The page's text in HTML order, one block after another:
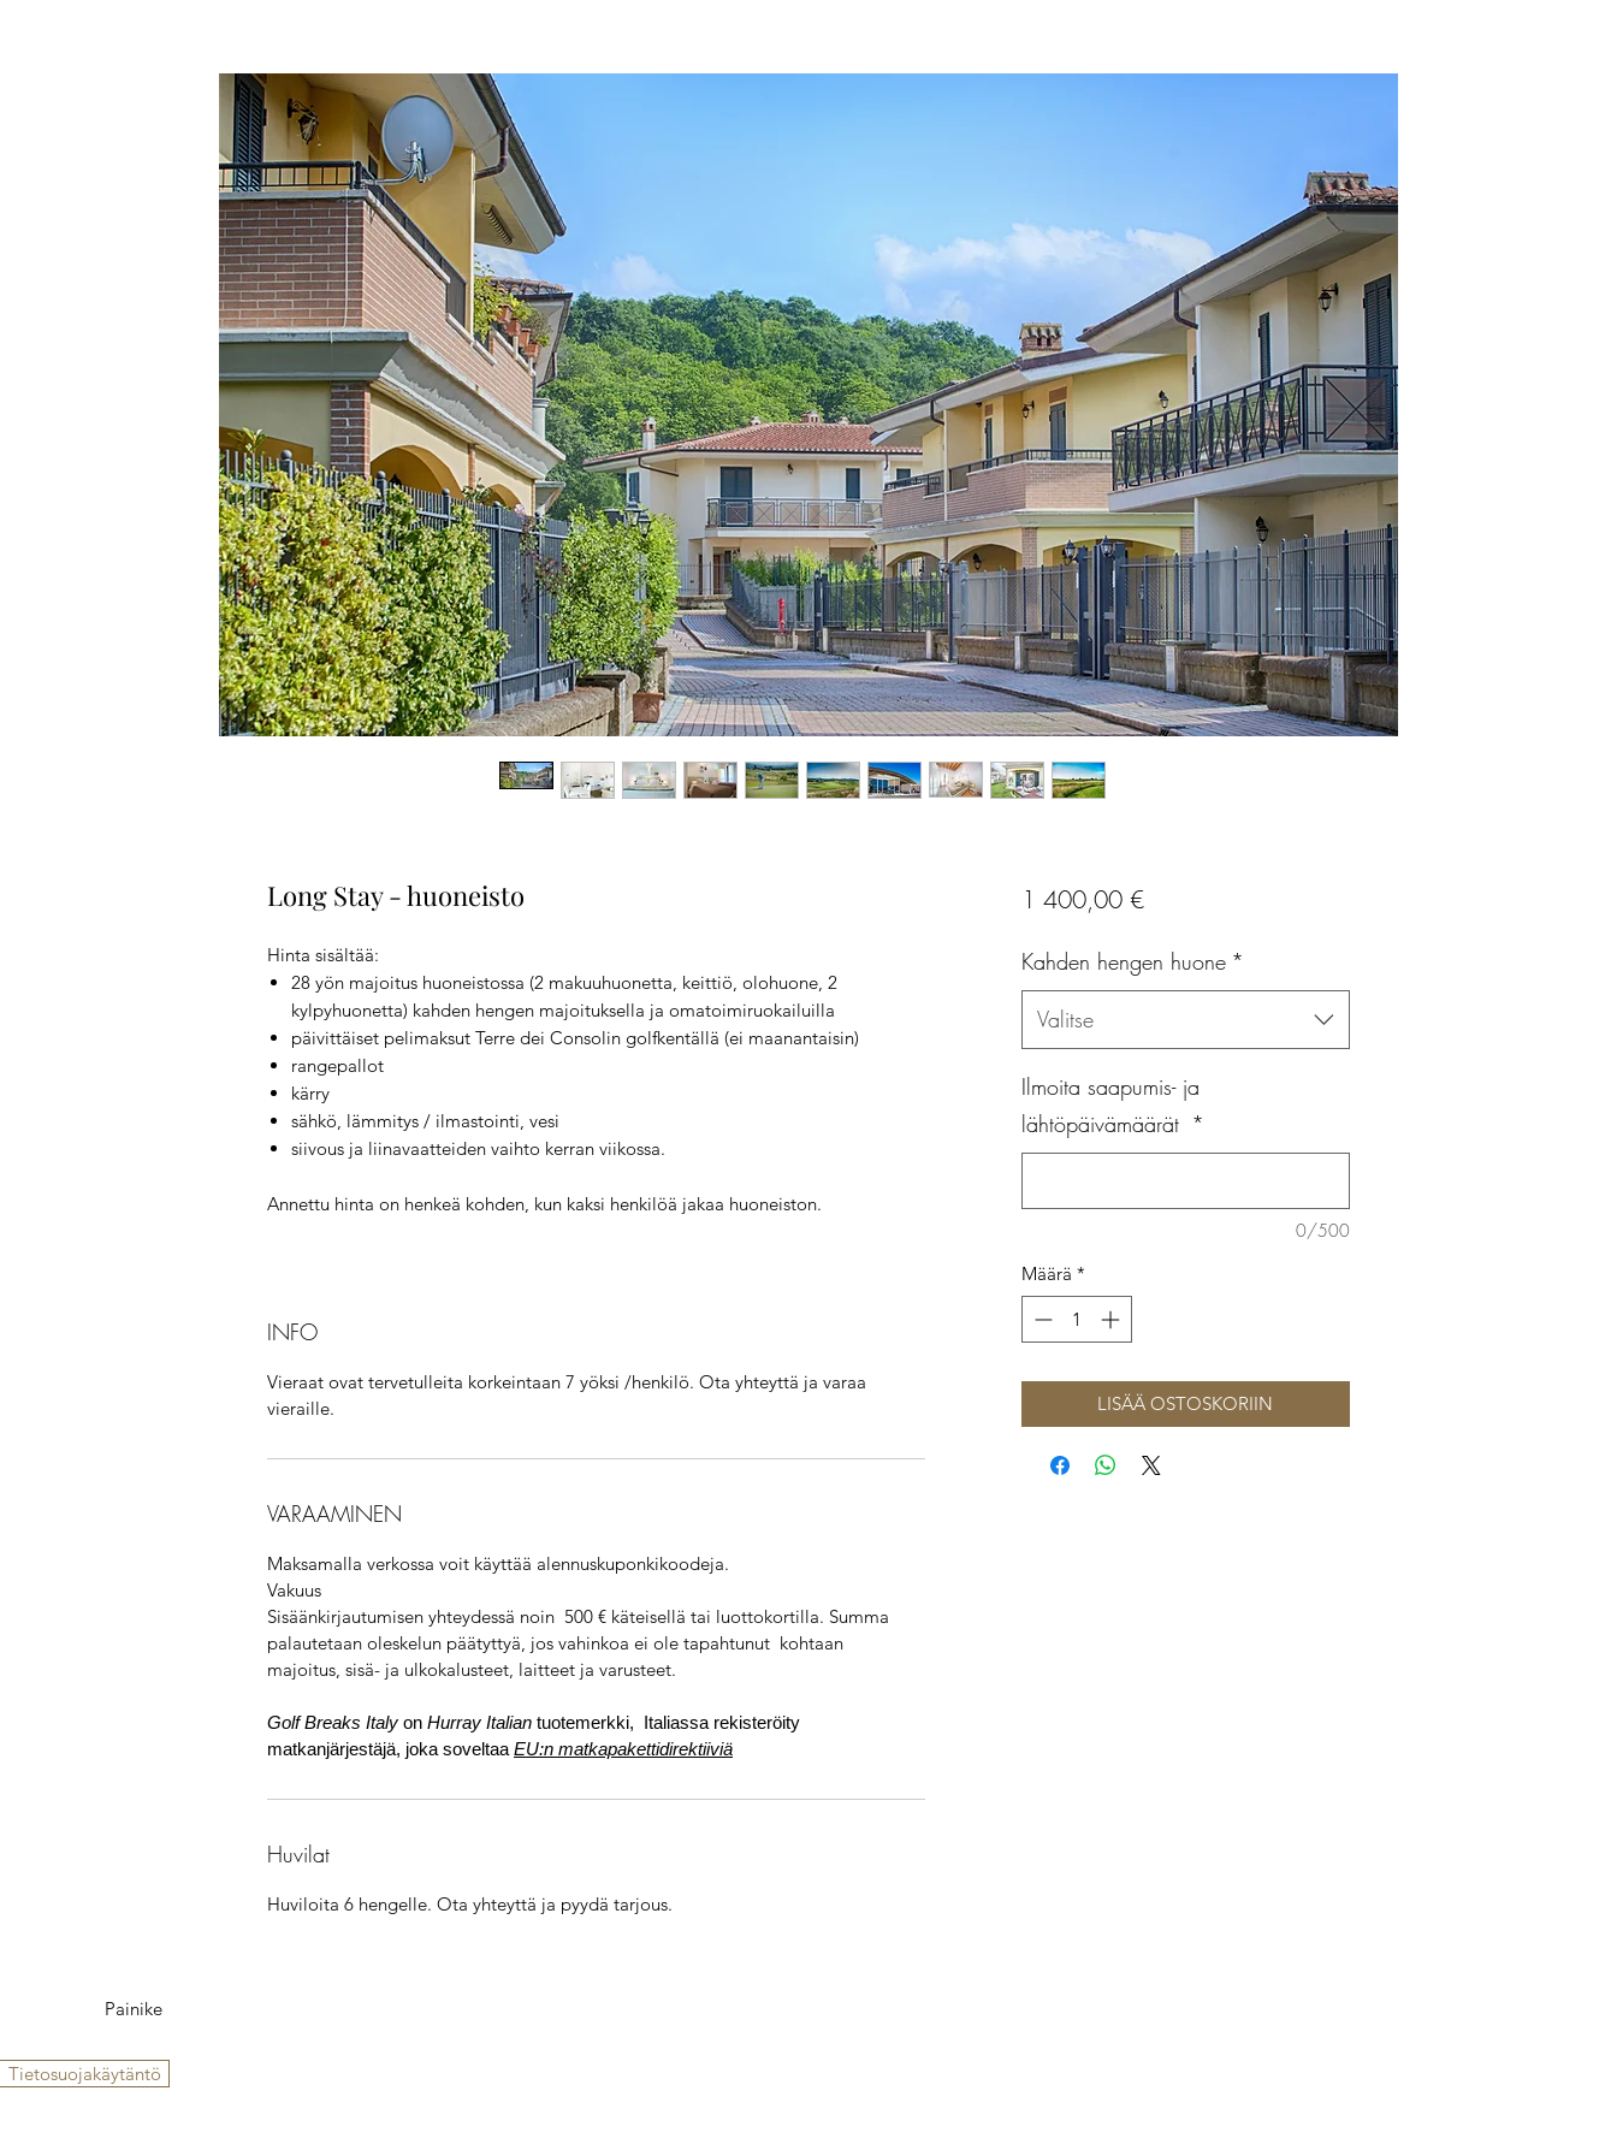
Long Stay - huoneisto
Hinta sisältää:
28 yön majoitus huoneistossa (2 makuuhuonetta, keittiö, olohuone, 2
kylpyhuonetta) kahden hengen majoituksella ja omatoimiruokailuilla
päivittäiset pelimaksut Terre dei Consolin golfkentällä (ei maanantaisin)
rangepallot
kärry
sähkö, lämmitys / ilmastointi, vesi
siivous ja liinavaatteiden vaihto kerran viikossa.
Annettu hinta on henkeä kohden, kun kaksi henkilöä jakaa huoneiston.
INFO
Vieraat ovat tervetulleita korkeintaan 7 yöksi /henkilö. Ota yhteyttä ja varaa
vieraille.
VARAAMINEN
Maksamalla verkossa voit käyttää alennuskuponkikoodeja.
Vakuus
Sisäänkirjautumisen yhteydessä noin 500 € käteisellä tai luottokortilla. Summa
palautetaan oleskelun päätyttyä, jos vahinkoa ei ole tapahtunut kohtaan
majoitus, sisä- ja ulkokalusteet, laitteet ja varusteet.
Golf Breaks Italy on Hurray Italian tuotemerkki, Italiassa rekisteröity
matkanjärjestäjä, joka soveltaa EU:n matkapakettidirektiiviä
Huvilat
Huviloita 6 hengelle. Ota yhteyttä ja pyydä tarjous.
1 400,00 €Hinta
Kahden hengen huone *
Valitse
Ilmoita saapumis- ja
lähtöpäivämäärät *
0/500
Määrä *
LISÄÄ OSTOSKORIIN
Painike
Tietosuojakäytäntö